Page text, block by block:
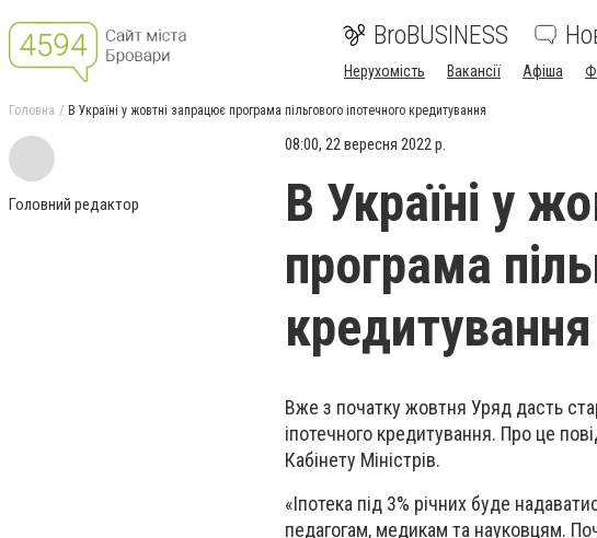
BroBUSINESS
Нерухомість Вакансії Афіша
Головна В Україні у жовтні запрацює програма пільгового іпотечного кредитування
Головний редактор
08:00, 22 вересня 2022 р.
В Україні у
програма
кредитування
Вже з початку жовтня Уряд дасть
іпотечного кредитування. Про це
Кабінету Міністрів.
«Іпотека під 3% річних буде
педагогам, медикам та науковцям.